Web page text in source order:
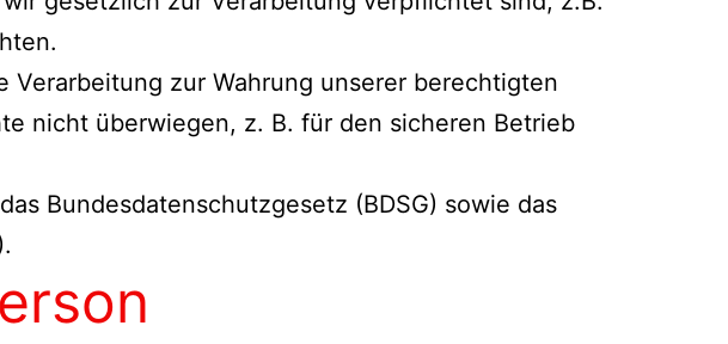
Verarbeitung zur Wahrung unserer berechtigten
nicht überwiegen, z. B. für den sicheren Betrieb
Bundesdatenschutzgesetz (BDSG) sowie das